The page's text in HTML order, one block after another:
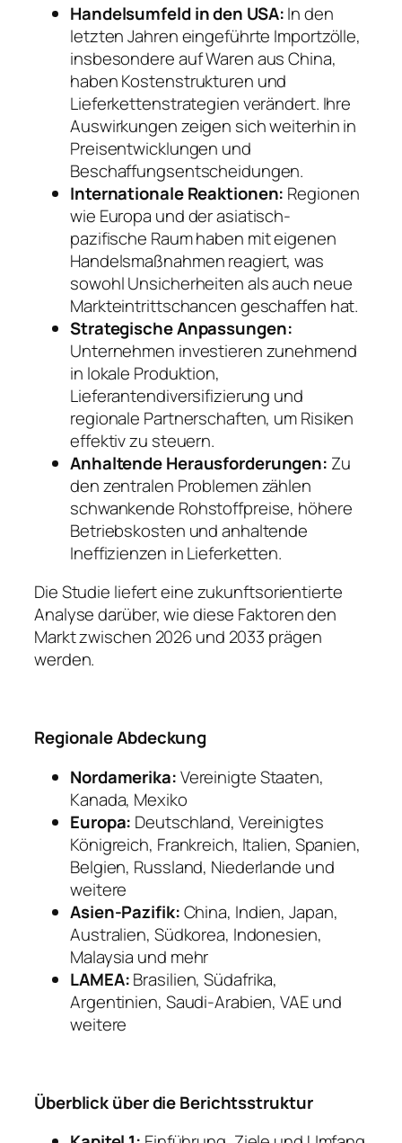
Handelsumfeld in den USA:In den
letzten Jahren eingeführte Importzölle,
insbesondere auf Waren aus China,
haben Kostenstrukturen und
Lieferkettenstrategien verändert. Ihre
Auswirkungen zeigen sich weiterhin in
Preisentwicklungen und
Beschaffungsentscheidungen.
Internationale Reaktionen: Regionen
wie Europa und der asiatisch-
pazifische Raum haben mit eigenen
Handelsmaßnahmen reagiert, was
sowohl Unsicherheiten als auch neue
Markteintrittschancen geschaffen hat.
Strategische Anpassungen:
Unternehmen investieren zunehmend
in lokale Produktion,
Lieferantendiversifizierung und
regionale Partnerschaften, um Risiken
effektiv zu steuern.
Anhaltende Herausforderungen: Zu
den zentralen Problemen zählen
schwankende Rohstoffpreise, höhere
Betriebskosten und anhaltende
Ineffizienzen in Lieferketten.
Die Studie liefert eine zukunftsorientierte
Analyse darüber, wie diese Faktoren den
Markt zwischen 2026 und 2033 prägen
werden.
Regionale Abdeckung
Nordamerika:Vereinigte Staaten,
Kanada, Mexiko
Europa: Deutschland, Vereinigtes
Königreich, Frankreich, Italien, Spanien,
Belgien, Russland, Niederlande und
weitere
Asien-Pazifik:China, Indien, Japan,
Australien, Südkorea, Indonesien,
Malaysia und mehr
LAMEA:Brasilien, Südafrika,
Argentinien, Saudi-Arabien, VAE und
weitere
Überblick über die Berichtsstruktur